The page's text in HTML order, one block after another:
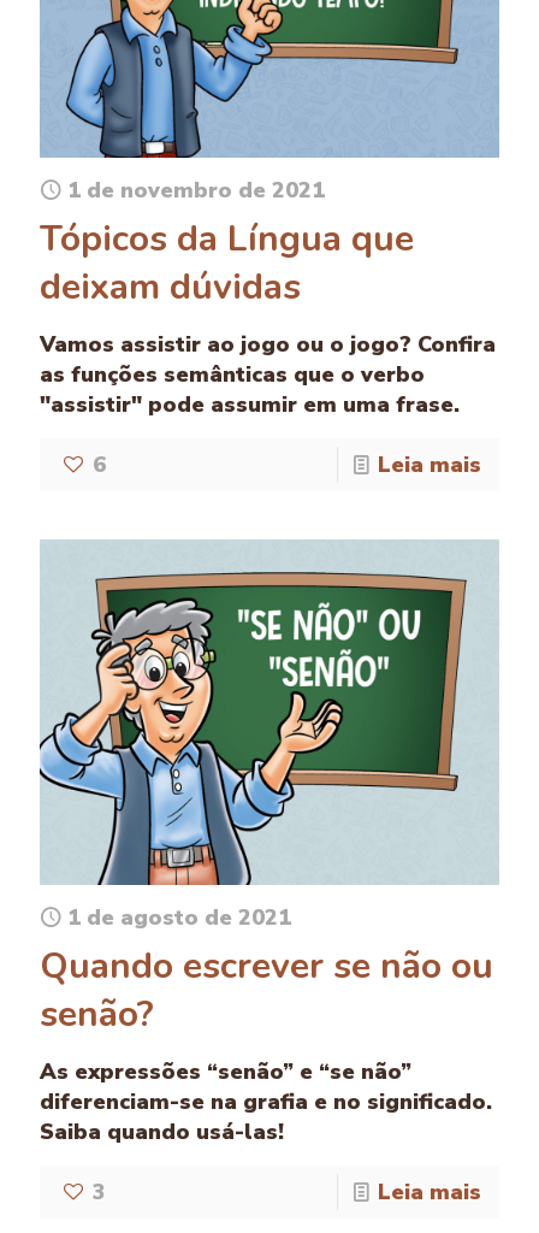
1 de novembro de 2021
Tópicos da Língua que
deixam dúvidas
Vamos assistir ao jogo ou o jogo? Confira
as funções semânticas que o verbo
"assistir" pode assumir em uma frase.
6 Leia mais
1 de agosto de 2021
Quando escrever se não ou
senão?
As expressões “senão” e “se não”
diferenciam-se na grafia e no significado.
Saiba quando usá-las!
3 Leia mais